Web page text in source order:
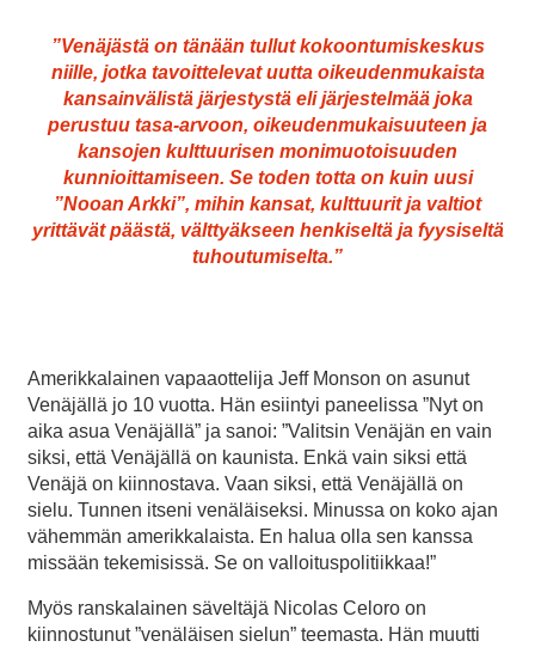
”Venäjästä on tänään tullut kokoontumiskeskus
niille, jotka tavoittelevat uutta oikeudenmukaista
kansainvälistä järjestystä eli järjestelmää joka
perustuu tasa-arvoon, oikeudenmukaisuuteen ja
kansojen kulttuurisen monimuotoisuuden
kunnioittamiseen. Se toden totta on kuin uusi
”Nooan Arkki”, mihin kansat, kulttuurit ja valtiot
yrittävät päästä, välttyäkseen henkiseltä ja fyysiseltä
tuhoutumiselta.”
Amerikkalainen vapaaottelija Jeff Monson on asunut
Venäjällä jo 10 vuotta. Hän esiintyi paneelissa ”Nyt on
aika asua Venäjällä” ja sanoi: ”Valitsin Venäjän en vain
siksi, että Venäjällä on kaunista. Enkä vain siksi että
Venäjä on kiinnostava. Vaan siksi, että Venäjällä on
sielu. Tunnen itseni venäläiseksi. Minussa on koko ajan
vähemmän amerikkalaista. En halua olla sen kanssa
missään tekemisissä. Se on valloituspolitiikkaa!”
Myös ranskalainen säveltäjä Nicolas Celoro on
kiinnostunut ”venäläisen sielun” teemasta. Hän muutti